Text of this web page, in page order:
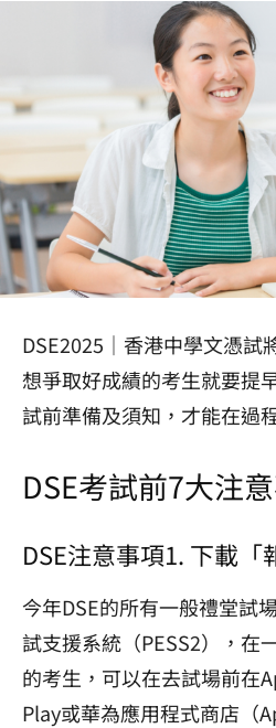
DSE2025｜香港中學文憑試
想爭取好成績的考生就要提
試前準備及須知，才能在過
DSE考試前7大注
DSE注意事項1. 下載「
今年DSE的所有一般禮堂試
試支援系統（PESS2），在
的考生，可以在去試場前在
Play或華為應用程式商店（